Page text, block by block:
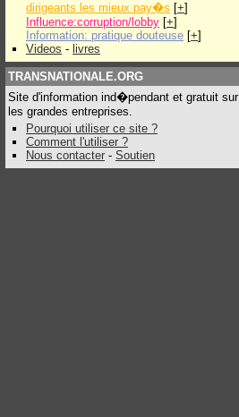
dirigeants les mieux pay�s [+]
Influence:corruption/lobby [+]
Information: pratique douteuse [+]
Videos - livres
TRANSNATIONALE.ORG
Site d'information ind�pendant et gratuit sur
les grandes entreprises.
Pourquoi utiliser ce site ?
Comment l'utiliser ?
Nous contacter - Soutien